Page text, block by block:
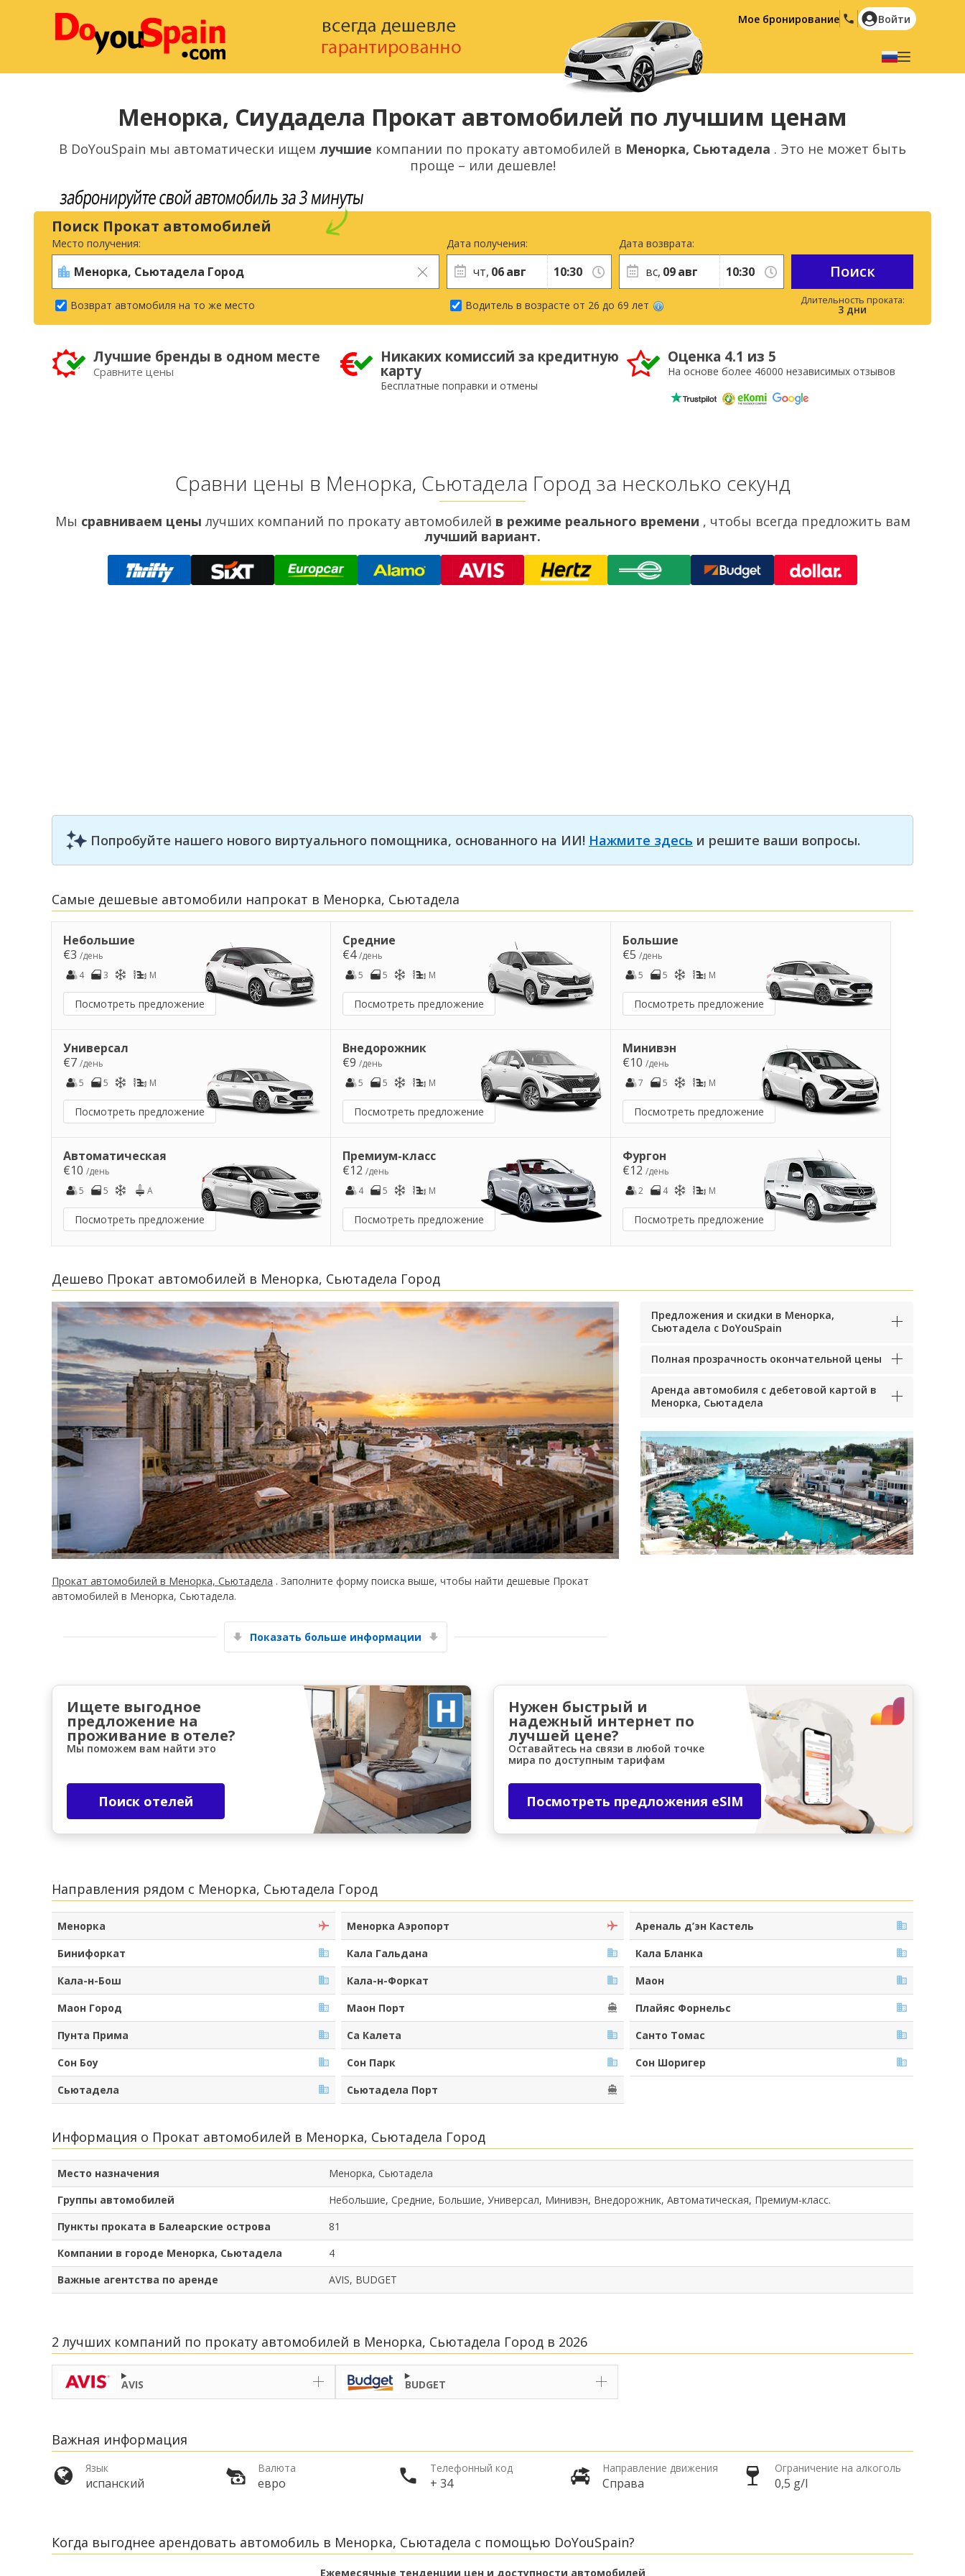
Мое бронирование Войти
Italiano
Nederlands
Русский
Hrvatski
العربية
Менорка, Сиудадела Прокат автомобилей по лучшим ценам
В DoYouSpain мы автоматически ищем лучшие компании по прокату автомобилей в Менорка, Сьютадела . Это не может быть
проще – или дешевле!
Поиск Прокат автомобилей
Место получения:
Возврат автомобиля на то же место
Дата получения:
чт, 06авг
3 дни
Дата возврата:
вс, 09авг
Водитель в возрасте от 26 до 69 лет
Поиск
Лучшие бренды в одном месте
Сравните цены
Никаких комиссий за кредитную
карту
Бесплатные поправки и отмены
Оценка 4.1 из 5
На основе более 46000 независимых отзывов
Сравни цены в Менорка, Сьютадела Город за несколько секунд
Мы сравниваем цены лучших компаний по прокату автомобилей в режиме реального времени , чтобы всегда предложить вам
лучший вариант.
Попробуйте нашего нового виртуального помощника, основанного на ИИ! Нажмите здесь и решите ваши вопросы.
Самые дешевые автомобили напрокат в Менорка, Сьютадела
Небольшие
€3 /день
4
3 M
Посмотреть предложение
Средние
€4/день
5
5 M
Посмотреть предложение
Большие
€5 /день
5
5 M
Посмотреть предложение
Универсал
€7 /день
5
5 M
Посмотреть предложение
Внедорожник
€9/день
5
5 M
Посмотреть предложение
Минивэн
€10 /день
7
5 M
Посмотреть предложение
Автоматическая
€10 /день
5
5 A
Посмотреть предложение
Премиум-класс
€12/день
4
5 M
Посмотреть предложение
Фургон
€12 /день
2
4 M
Посмотреть предложение
Дешево Прокат автомобилей в Менорка, Сьютадела Город
Прокат автомобилей в Менорка, Сьютадела . Заполните форму поиска выше, чтобы найти дешевые Прокат
автомобилей в Менорка, Сьютадела.
Показать больше информации
Предложения и скидки в Менорка,
Сьютадела с DoYouSpain
Полная прозрачность окончательной цены
Аренда автомобиля с дебетовой картой в
Менорка, Сьютадела
Ищете выгодное
предложение на
проживание в отеле?
Мы поможем вам найти это
Поиск отелей
Нужен быстрый и
надежный интернет по
лучшей цене?
Оставайтесь на связи в любой точке
мира по доступным тарифам
Посмотреть предложения eSIM
Направления рядом с Менорка, Сьютадела Город
Менорка Менорка Аэропорт
Ареналь д’эн Кастель
Бинифоркат
Кала Гальдана
Кала Бланка
Кала-н-Бош
Кала-н-Форкат
Маон
Маон Город
Маон Порт
Плайяс Форнельс
Пунта Прима
Са Калета
Санто Томас
Сон Боу
Сон Парк
Сон Шоригер
Сьютадела
Сьютадела Порт
Информация о Прокат автомобилей в Менорка, Сьютадела Город
Место назначения
Менорка, Сьютадела
Группы автомобилей
Небольшие, Средние, Большие, Универсал, Минивэн, Внедорожник, Автоматическая, Премиум-класс.
Пункты проката в Балеарские острова
81
Компании в городе Менорка, Сьютадела
4
Важные агентства по аренде
AVIS, BUDGET
2 лучших компаний по прокату автомобилей в Менорка, Сьютадела Город в 2026
AVIS BUDGET
Важная информация
Язык
испанский
Валюта
евро
Телефонный код
+ 34
Направление движения
Справа
Ограничение на алкоголь
0,5 g/l
Когда выгоднее арендовать автомобиль в Менорка, Сьютадела с помощью DoYouSpain?
Ежемесячные тенденции цен и доступности автомобилей
Лучшие сбережения
Получите доступ к эксклюзивным
предложениям партнёров
Войти с помощью eLink